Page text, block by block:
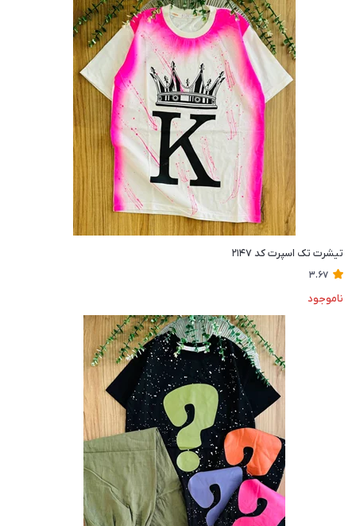
تیشرت تک اسپرت کد ۲۱۴۷
3.67
ناموجود